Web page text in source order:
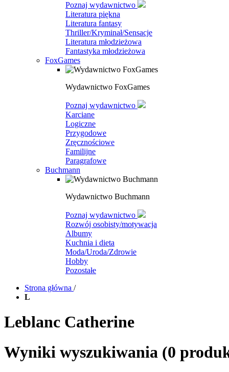
Poznaj wydawnictwo
Literatura piękna
Literatura fantasy
Thriller/Kryminał/Sensacje
Literatura młodzieżowa
Fantastyka młodzieżowa
FoxGames
Wydawnictwo FoxGames
Poznaj wydawnictwo
Karciane
Logiczne
Przygodowe
Zręcznościowe
Familijne
Paragrafowe
Buchmann
Wydawnictwo Buchmann
Poznaj wydawnictwo
Rozwój osobisty/motywacja
Albumy
Kuchnia i dieta
Moda/Uroda/Zdrowie
Hobby
Pozostałe
Strona główna /
L
Leblanc Catherine
Wyniki wyszukiwania (0